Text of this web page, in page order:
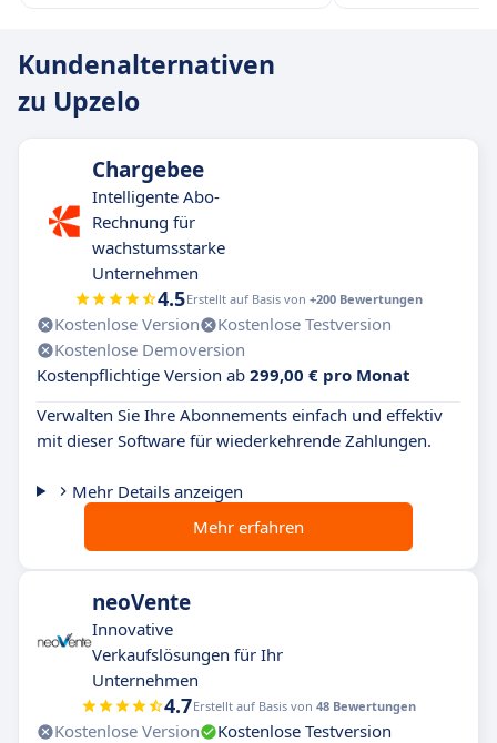
Kundenalternativen
zu Upzelo
Chargebee
Intelligente Abo-
Rechnung für
wachstumsstarke
Unternehmen
4.5Erstellt auf Basis von +200 Bewertungen
Kostenlose Version
Kostenlose Testversion
Kostenlose Demoversion
Kostenpflichtige Version ab 299,00 € pro Monat
Verwalten Sie Ihre Abonnements einfach und effektiv
mit dieser Software für wiederkehrende Zahlungen.
Mehr Details anzeigen
Mehr erfahren
neoVente
Innovative
Verkaufslösungen für Ihr
Unternehmen
4.7Erstellt auf Basis von 48 Bewertungen
Kostenlose Version
Kostenlose Testversion